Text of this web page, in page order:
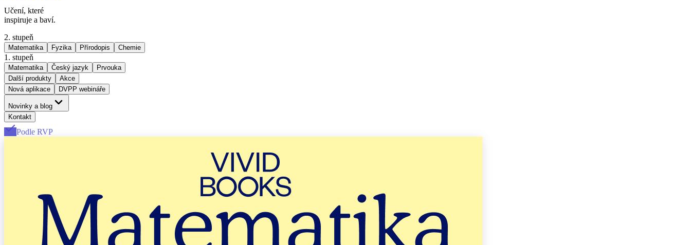
Učení, které
inspiruje a baví.
2. stupeň
Matematika Fyzika Přírodopis Chemie
1. stupeň
Matematika Český jazyk
Prvouka
Další produkty
Akce
Nová aplikace
DVPP webináře
Novinky a blog
Kontakt
Podle RVP